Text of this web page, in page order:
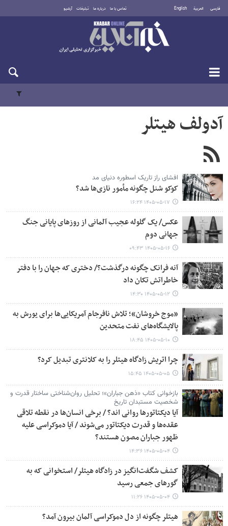
فارسی العربية English تماس با ما درباره ما تبلیغات آرشیو
یکشنبه ۱۸ مرداد ۱۴۰۵
آدولف هیتلر
افشای راز تاریک اسطوره دنیای مد
کوکو شنل چگونه مأمور نازی‌ها شد؟
۱۴۰۵-۰۵-۱۷ ۱۶:۲۴
عکس/ یک گلوله عجیب آلمانی از روزهای پایانی جنگ
جهانی دوم
۱۴۰۵-۰۵-۱۶ ۰۹:۴۳
آنه فرانک چگونه درگذشت؟/ دختری که جهان را با دفتر
خاطراتش تکان داد
۱۴۰۵-۰۵-۱۲ ۱۴:۳۰
«موج خروشان»؛ تلاش نافرجام آمریکایی‌ها برای یورش به
پالایشگاه‌های نفت متحدین
۱۴۰۵-۰۵-۱۰ ۱۸:۴۵
چرا اتریش زادگاه هیتلر را به کلانتری تبدیل کرد؟
۱۴۰۵-۰۵-۰۵ ۱۵:۴۵
بازخوانی کتاب «ذهن جباران»؛ تحلیل روان‌شناختی ساختار قدرت و
شخصیت مستبدان تاریخ
آیا دیکتاتورها روانی اند؟ / برخی انسان‌ها در نقطه تلاقی
عقده‌ها و قدرت دیکتاتور می‌شوند / آیا دموکراسی علیه
ظهور جباران مصون هستند؟
۱۴۰۵-۰۵-۰۴ ۱۴:۳۶
کشف شگفت‌انگیز در زادگاه هیتلر/ استخوانی که به
گورهای جمعی رسید
۱۴۰۵-۰۵-۰۴ ۱۱:۲۶
هیتلر چگونه از دل دموکراسی آلمان بیرون آمد؟